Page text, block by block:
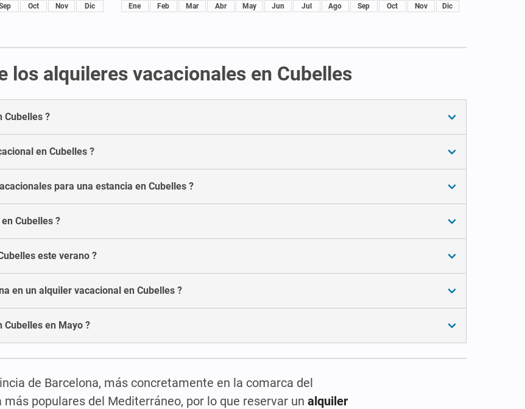
Oct Nov Dic Ene Feb Mar Abr May Jun Jul Ago Sep Oct Nov Dic
los alquileres vacacionales en Cubelles
Cubelles ?
en Cubelles ?
para una estancia en Cubelles ?
Cubelles ?
este verano ?
en un alquiler vacacional en Cubelles ?
en Mayo ?
de Barcelona, más concretamente en la comarca del
populares del Mediterráneo, por lo que reservar un alquiler